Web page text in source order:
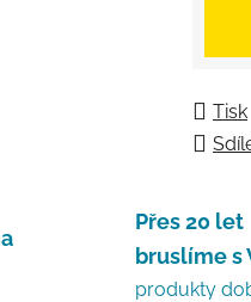
Tisk
Přes 20 let
bruslíme s
produkty